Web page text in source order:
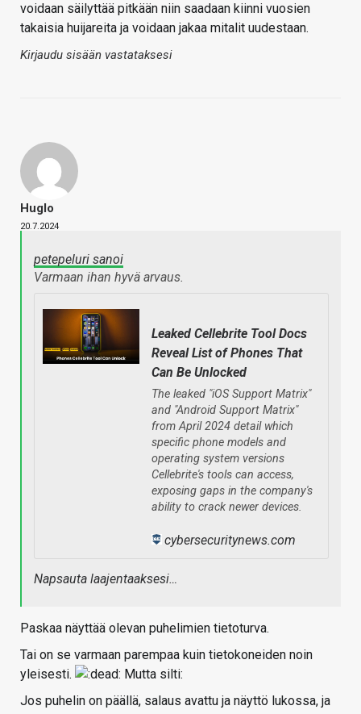
voidaan säilyttää pitkään niin saadaan kiinni vuosien
takaisia huijareita ja voidaan jakaa mitalit uudestaan.
Kirjaudu sisään vastataksesi
Huglo
20.7.2024
petepeluri sanoi
Varmaan ihan hyvä arvaus.
Leaked Cellebrite Tool Docs
Reveal List of Phones That
Can Be Unlocked
The leaked "iOS Support Matrix"
and "Android Support Matrix"
from April 2024 detail which
specific phone models and
operating system versions
Cellebrite's tools can access,
exposing gaps in the company's
ability to crack newer devices.
cybersecuritynews.com
Napsauta laajentaaksesi…
Paskaa näyttää olevan puhelimien tietoturva.
Tai on se varmaan parempaa kuin tietokoneiden noin
yleisesti.
Mutta silti:
Jos puhelin on päällä, salaus avattu ja näyttö lukossa, ja